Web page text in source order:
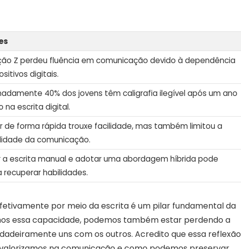
Z perdeu fluência em comunicação devido à dependência
digitais.
40% dos jovens têm caligrafia ilegível após um ano
na escrita digital.
de forma rápida trouxe facilidade, mas também limitou a
da comunicação.
a escrita manual e adotar uma abordagem híbrida pode
recuperar habilidades.
por meio da escrita é um pilar fundamental da
essa capacidade, podemos também estar perdendo a
uns com os outros. Acredito que essa reflexão